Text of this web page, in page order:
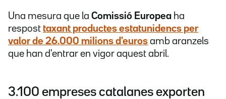
Una mesura que la Comissió Europea ha
respost taxant productes estatunidencs per
valor de 26.000 milions d'euros amb aranzels
que han d'entrar en vigor aquest abril.
3.100 empreses catalanes exporten